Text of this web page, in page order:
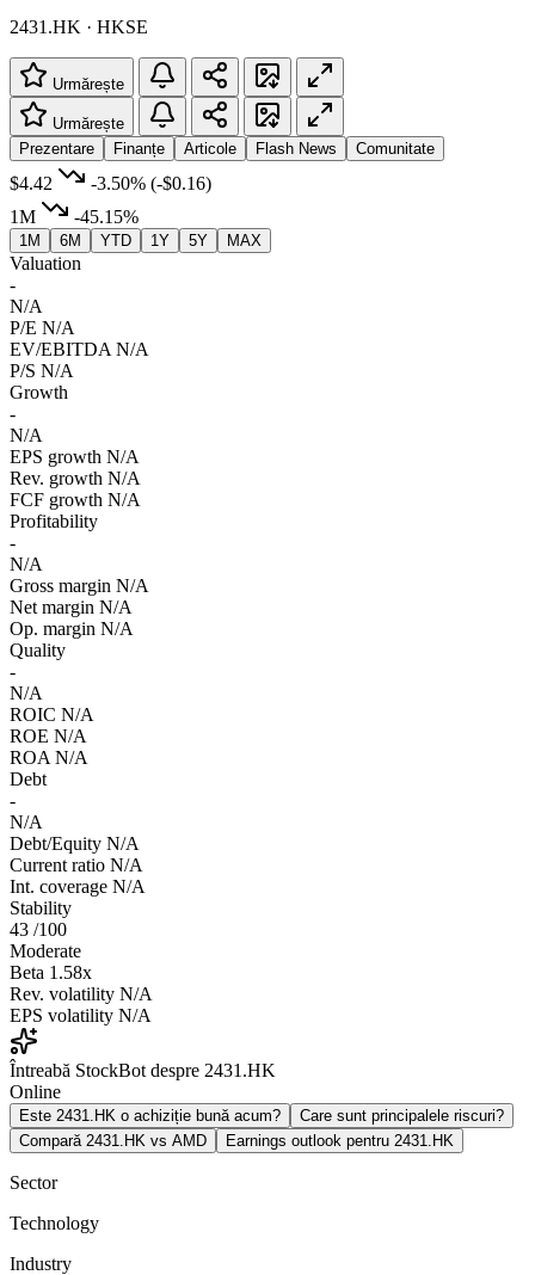
2431.HK · HKSE
Urmărește
Urmărește
Prezentare
Finanțe Articole Flash News Comunitate
$4.42 -3.50% (-$0.16)
1M
-45.15%
1M 6M YTD 1Y 5Y MAX
Valuation
-
N/A
P/E N/A
EV/EBITDA N/A
P/S N/A
Growth
-
N/A
EPS growth N/A
Rev. growth N/A
FCF growth N/A
Profitability
-
N/A
Gross margin N/A
Net margin N/A
Op. margin N/A
Quality
-
N/A
ROIC N/A
ROE N/A
ROA N/A
Debt
-
N/A
Debt/Equity N/A
Current ratio N/A
Int. coverage N/A
Stability
43 /100
Moderate
Beta 1.58x
Rev. volatility N/A
EPS volatility N/A
Întreabă StockBot despre 2431.HK
Online
Este 2431.HK o achiziție bună acum?
Care sunt principalele riscuri?
Compară 2431.HK vs AMD
Earnings outlook pentru 2431.HK
Sector
Technology
Industry